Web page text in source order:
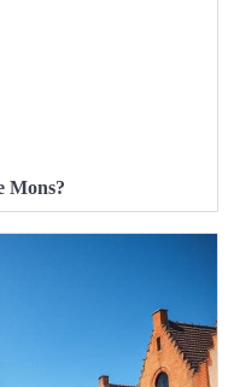
Mons?